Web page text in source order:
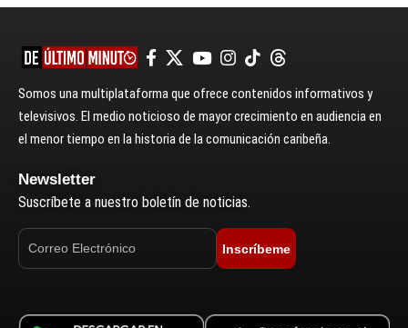
Somos una multiplataforma que ofrece contenidos informativos y
televisivos. El medio noticioso de mayor crecimiento en audiencia en
el menor tiempo en la historia de la comunicación caribeña.
Newsletter
Suscríbete a nuestro boletín de noticias.
Inscríbeme